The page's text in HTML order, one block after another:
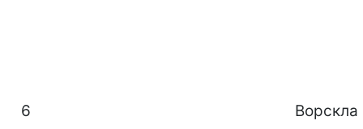
6 Ворскла